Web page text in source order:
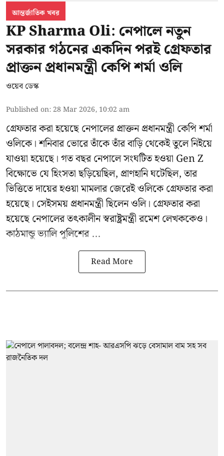
আন্তর্জাতিক খবর
KP Sharma Oli: নেপালে নতুন
সরকার গঠনের একদিন পরই গ্রেফতার
প্রাক্তন প্রধানমন্ত্রী কেপি শর্মা ওলি
ওয়েব ডেস্ক
Published on: 28 Mar 2026, 10:02 am
গ্রেফতার করা হয়েছে নেপালের প্রাক্তন প্রধানমন্ত্রী কেপি শর্মা
ওলিকে। শনিবার ভোরে তাঁকে তাঁর বাড়ি থেকেই তুলে নিইয়ে
যাওয়া হয়েছে। গত বছর নেপালে সংঘটিত হওয়া Gen Z
বিক্ষোভে যে হিংসতা ছড়িয়েছিল, প্রাণহানি ঘটেছিল, তার
ভিত্তিতে দায়ের হওয়া মামলার জেরেই ওলিকে গ্রেফতার করা
হয়েছে। সেইসময় প্রধানমন্ত্রী ছিলেন ওলি। গ্রেফতার করা
হয়েছে নেপালের তৎকালীন স্বরাষ্ট্রমন্ত্রী রমেশ লেখককেও।
কাঠমান্ডু ভ্যালি পুলিশের ...
Read More